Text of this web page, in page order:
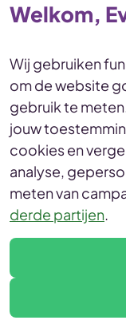
Disclaimer
Privacy en cookies
Toegankelijkheid
Duurzaamheidsprofiel
© Evi van Lanschot
Welkom,
Wij gebruiken
om de website
gebruik te
jouw
cookies en
analyse,
meten van
derde partijen.